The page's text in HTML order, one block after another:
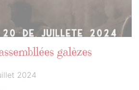
galèzes
2024